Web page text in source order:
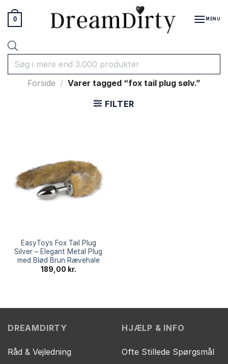
0 MENU
search
Forside / Varer tagged “fox tail plug sølv.”
FILTER
EasyToys Fox Tail Plug
Silver – Elegant Metal Plug
med Blød Brun Rævehale
189,00 kr.
DREAMDIRTY
Råd & Vejledning
HJÆLP & INFO
Ofte Stillede Spørgsmål